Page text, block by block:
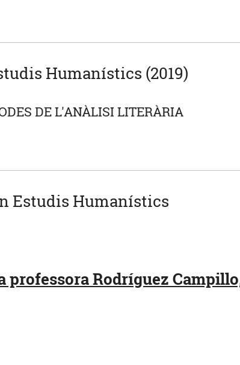
Humanístics (2019)
DE L'ANÀLISI LITERÀRIA
Estudis Humanístics
professora Rodríguez